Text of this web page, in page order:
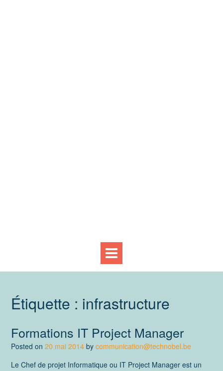
Étiquette : infrastructure
Formations IT Project Manager
Posted on 20 mai 2014 by communication@technobel.be
Le Chef de projet Informatique ou IT Project Manager est un